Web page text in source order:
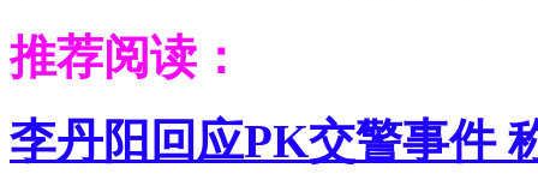
推荐阅读：
李丹阳回应PK交警事件